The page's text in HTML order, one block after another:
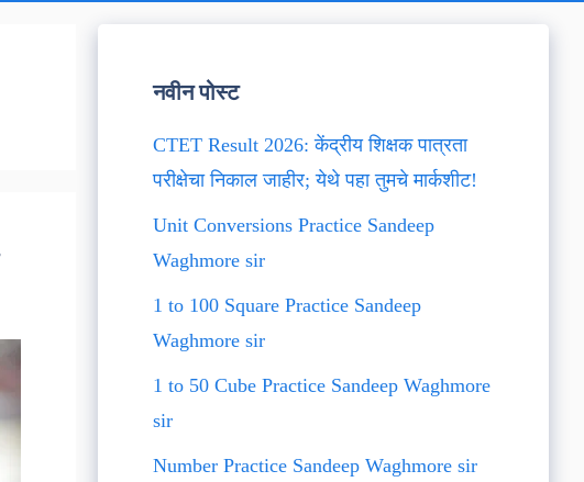
नवीन पोस्ट
CTET Result 2026: केंद्रीय शिक्षक पात्रता
परीक्षेचा निकाल जाहीर; येथे पहा तुमचे मार्कशीट!
Unit Conversions Practice Sandeep
Waghmore sir
1 to 100 Square Practice Sandeep
Waghmore sir
1 to 50 Cube Practice Sandeep Waghmore
sir
Number Practice Sandeep Waghmore sir